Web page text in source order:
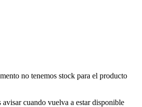
no tenemos stock para el producto
avisar cuando vuelva a estar disponible